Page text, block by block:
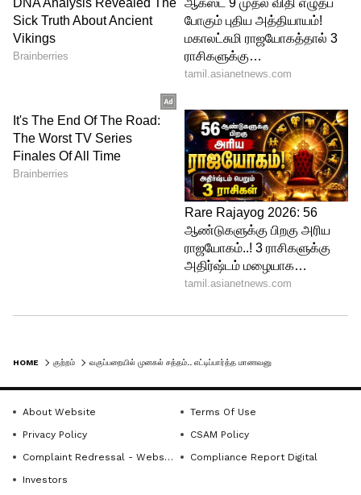
HOME குற்றம்
About Website
Terms Of Use
Privacy Policy
CSAM Policy
Complaint Redressal - Website
Compliance Report Digital
Investors